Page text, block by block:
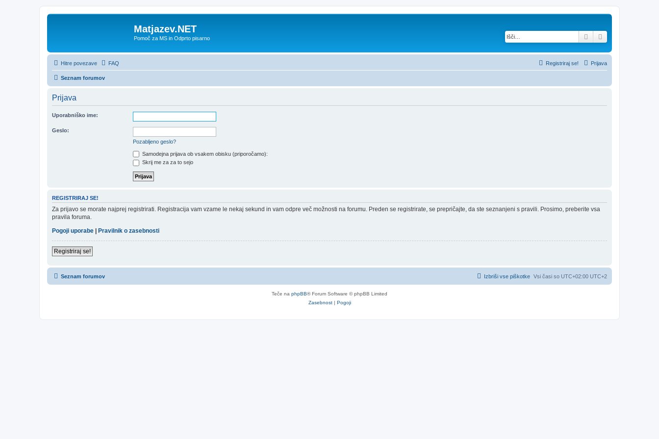
Matjazev.NET
Pomoč za MS in Odprto pisarno Iskanje
Hitre povezave FAQ Prijava
Registriraj se!
Seznam forumov
Prijava
Uporabniško ime:
Geslo:
Pozabljeno geslo?
Samodejna prijava ob vsakem obisku (priporočamo):
Skrij me za za to sejo
REGISTRIRAJ SE!
Za prijavo se morate najprej registrirati. Registracija vam vzame le nekaj sekund in vam odpre več možnosti na forumu. Preden se registrirate, se prepričajte, da ste seznanjeni s pravili. Prosimo, preberite vsa
pravila foruma.
Pogoji uporabe
Pravilnik o zasebnosti
Registriraj se!
Seznam forumov Vsi časi so UTC+02:00 UTC+2
Izbriši vse piškotke
Teče na phpBB® Forum Software © phpBB Limited
Zasebnost| Pogoji